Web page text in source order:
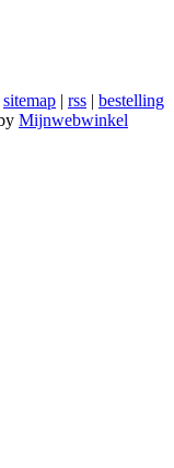
sitemap | rss | bestelling
Mijnwebwinkel